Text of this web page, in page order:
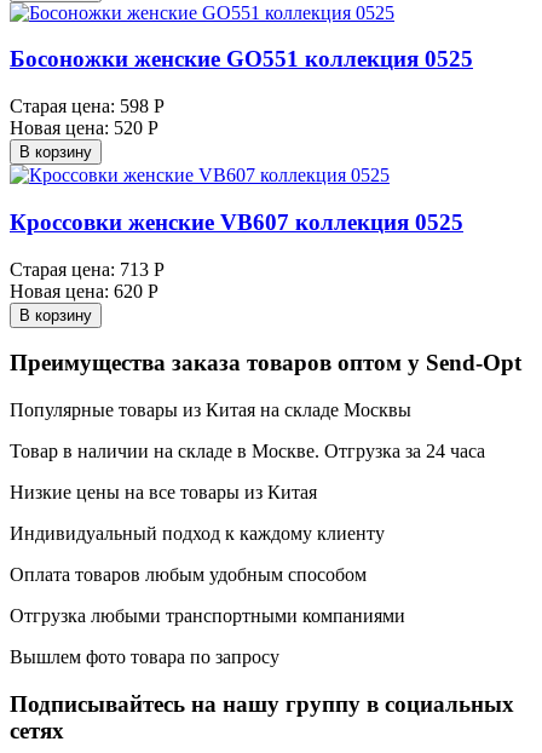
Босоножки женские GO551 коллекция 0525
Старая цена: 598 Р
Новая цена: 520 Р
В корзину
Кроссовки женские VB607 коллекция 0525
Старая цена: 713 Р
Новая цена: 620 Р
В корзину
Преимущества заказа товаров оптом у Send-Opt
Популярные товары из Китая на складе Москвы
Товар в наличии на складе в Москве. Отгрузка за 24 часа
Низкие цены на все товары из Китая
Индивидуальный подход к каждому клиенту
Оплата товаров любым удобным способом
Отгрузка любыми транспортными компаниями
Вышлем фото товара по запросу
Подписывайтесь на нашу группу в социальных
сетях